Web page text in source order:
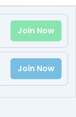
Join Now
Join Now